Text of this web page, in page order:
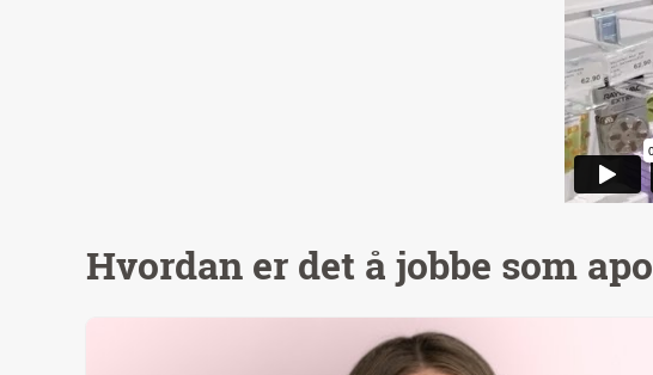
Hvordan er det å jobbe som